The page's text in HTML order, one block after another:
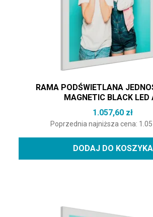
RAMA PODŚWIETLANA
MAGNETIC BLACK LED
1.057,60 zł
Poprzednia najniższa cena:
DODAJ DO KOSZYKA